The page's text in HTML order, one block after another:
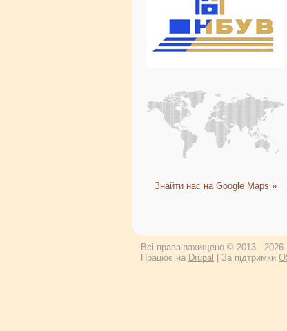
Знайти нас на Google Maps »
Всі права захищено © 2013 - 2026
Працює на Drupal | За підтримки